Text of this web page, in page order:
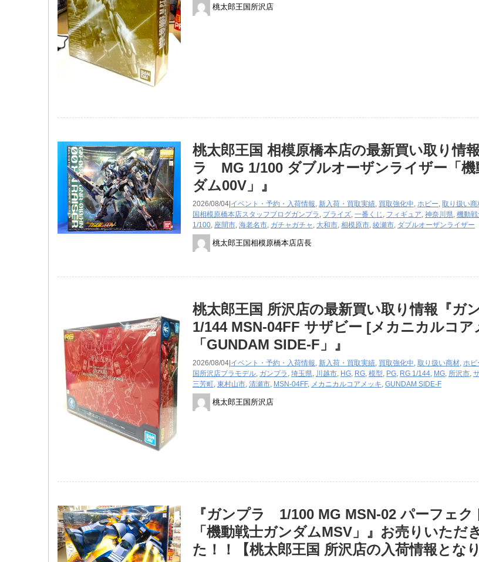
桃太郎王国所沢店
桃太郎王国 相模原橋本店の最新買い取り情
ラ MG 1/100 ダブルオーザンライザー「機
ダム00V」』
2026/08/04|イベント・予約・入荷情報, 新入荷・買取実績, 買取強化中, ホビー, 取り扱い商
国相模原橋本店スタッフブログガンプラ , プライズ, 一番くじ , フィギュア, 神奈川県, 機動
1/100, 座間市, 海老名市, ガチャガチャ , 大和市, 相模原市, 綾瀬市, ダブルオーザンライザー
桃太郎王国相模原橋本店店長
桃太郎王国 所沢店の最新買い取り情報『ガ
1/144 ​MSN-04FF ​サザビー ​[メカニカルコア
「GUNDAM SIDE-F」』
2026/08/04|イベント・予約・入荷情報, 新入荷・買取実績, 買取強化中, 取り扱い商材, ホビ
国所沢店プラモデル, ガンプラ , 埼玉県, 川越市, HG, RG, 模型, PG, RG ​1/144, MG, 所沢市,
三芳町, 東村山市, 清瀬市, MSN-04FF, メカニカルコアメッキ, GUNDAM SIDE-F
桃太郎王国所沢店
『ガンプラ 1/100 ​MG ​MSN-02 ​パーフェク
「機動戦士ガンダムMSV」』お売りいただ
た！！【桃太郎王国 所沢店の入荷情報となり